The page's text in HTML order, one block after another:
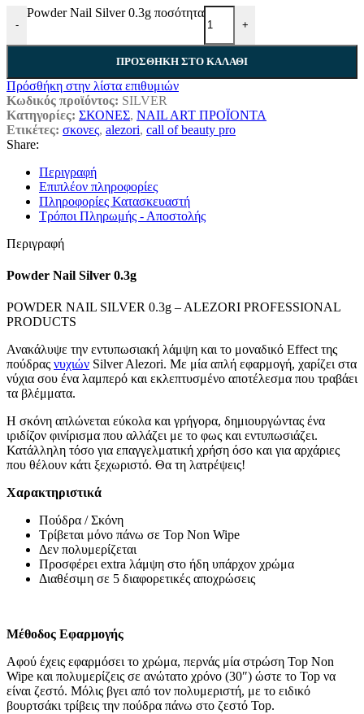
-
Powder Nail Silver 0.3g ποσότητα
+
ΠΡΟΣΘΉΚΗ ΣΤΟ ΚΑΛΆΘΙ
Πρόσθήκη στην λίστα επιθυμιών
Κωδικός προϊόντος: SILVER
Κατηγορίες: ΣΚΟΝΕΣ, NAIL ART ΠΡΟΪΟΝΤΑ
Ετικέτες: σκονες, alezori, call of beauty pro
Share:
Περιγραφή
Επιπλέον πληροφορίες
Πληροφορίες Κατασκευαστή
Τρόποι Πληρωμής - Αποστολής
Περιγραφή
Powder Nail Silver 0.3g
POWDER NAIL SILVER 0.3g – ALEZORI PROFESSIONAL
PRODUCTS
Ανακάλυψε την εντυπωσιακή λάμψη και το μοναδικό Effect της
πούδρας νυχιών Silver Alezori. Με μία απλή εφαρμογή, χαρίζει στα
νύχια σου ένα λαμπερό και εκλεπτυσμένο αποτέλεσμα που τραβάει
τα βλέμματα.
Η σκόνη απλώνεται εύκολα και γρήγορα, δημιουργώντας ένα
ιριδίζον φινίρισμα που αλλάζει με το φως και εντυπωσιάζει.
Κατάλληλη τόσο για επαγγελματική χρήση όσο και για αρχάριες
που θέλουν κάτι ξεχωριστό. Θα τη λατρέψεις!
Χαρακτηριστικά
Πούδρα / Σκόνη
Τρίβεται μόνο πάνω σε Top Non Wipe
Δεν πολυμερίζεται
Προσφέρει extra λάμψη στο ήδη υπάρχον χρώμα
Διαθέσιμη σε 5 διαφορετικές αποχρώσεις
Μέθοδος Εφαρμογής
Αφού έχεις εφαρμόσει το χρώμα, περνάς μία στρώση Top Non
Wipe και πολυμερίζεις σε ανώτατο χρόνο (30″) ώστε το Top να
είναι ζεστό. Μόλις βγει από τον πολυμεριστή, με το ειδικό
βουρτσάκι τρίβεις την πούδρα πάνω στο ζεστό Top.